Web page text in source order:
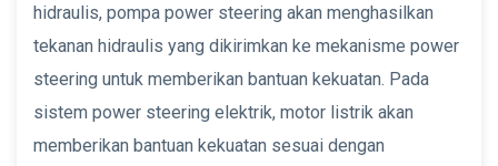
hidraulis, pompa power steering akan menghasilkan
tekanan hidraulis yang dikirimkan ke mekanisme power
steering untuk memberikan bantuan kekuatan. Pada
sistem power steering elektrik, motor listrik akan
memberikan bantuan kekuatan sesuai dengan